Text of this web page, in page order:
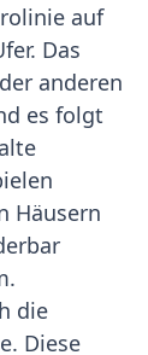
auf
Das
anderen
es folgt
Häusern
die
Diese